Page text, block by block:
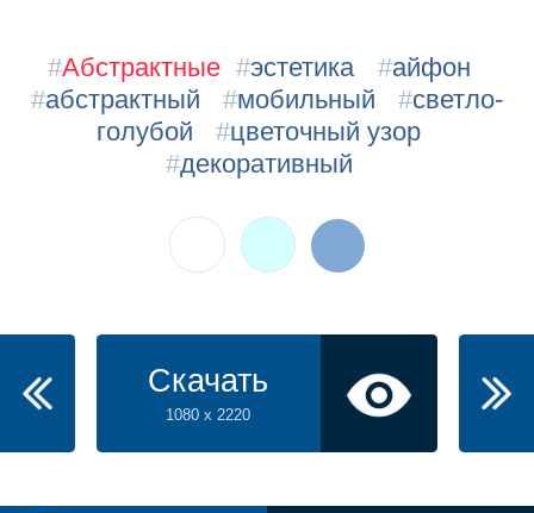
#Абстрактные #эстетика #айфон
#абстрактный #мобильный #светло-
голубой
#цветочный узор
#декоративный
Скачать
1080 x 2220